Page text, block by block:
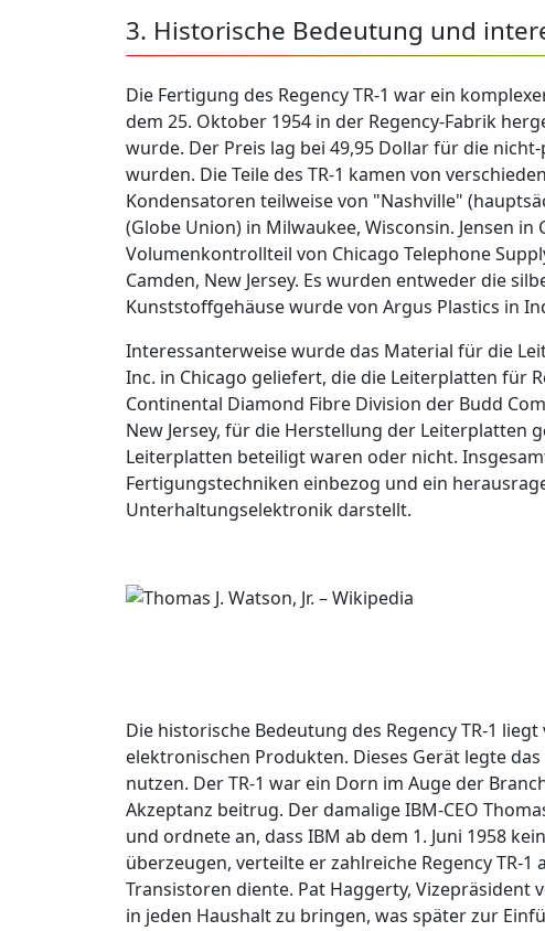
3. Historische Bedeutung und
Die Fertigung des Regency TR-1 war ein
dem 25. Oktober 1954 in der Regency-Fabrik
wurde. Der Preis lag bei 49,95 Dollar für die
wurden. Die Teile des TR-1 kamen von
Kondensatoren teilweise von "Nashville"
(Globe Union) in Milwaukee, Wisconsin. Jensen
Volumenkontrollteil von Chicago Telephone
Camden, New Jersey. Es wurden entweder die
Kunststoffgehäuse wurde von Argus Plastics in
Interessanterweise wurde das Material für die
Inc. in Chicago geliefert, die die Leiterplatten für
Continental Diamond Fibre Division der Budd
New Jersey, für die Herstellung der Leiterplatten
Leiterplatten beteiligt waren oder nicht.
Fertigungstechniken einbezog und ein
Unterhaltungselektronik darstellt.
Die historische Bedeutung des Regency TR-1
elektronischen Produkten. Dieses Gerät legte
nutzen. Der TR-1 war ein Dorn im Auge der
Akzeptanz beitrug. Der damalige IBM-CEO
und ordnete an, dass IBM ab dem 1. Juni 1958
überzeugen, verteilte er zahlreiche Regency TR-
Transistoren diente. Pat Haggerty, Vizepräsident
in jeden Haushalt zu bringen, was später zur